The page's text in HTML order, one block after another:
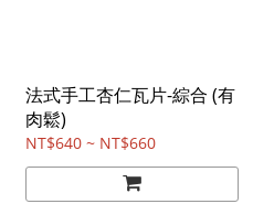
法式手工杏仁瓦片-綜合 (有
肉鬆)
NT$640 ~ NT$660